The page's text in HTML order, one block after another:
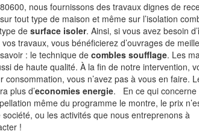
nous fournissons des travaux dignes de
tout type de maison et même sur l’isolation
desurface isoler. Ainsi, si vous avez besoin d’
travaux, vous bénéficierez d’ouvrages de
: le technique decombles soufflage. Les
de haute qualité. À la fin de notre intervention,
vous n’avez pas à vous en faire.
plus d’economies energie. En ce qui
même du programme le montre, le prix
ou les activités que nous entreprenons à
!